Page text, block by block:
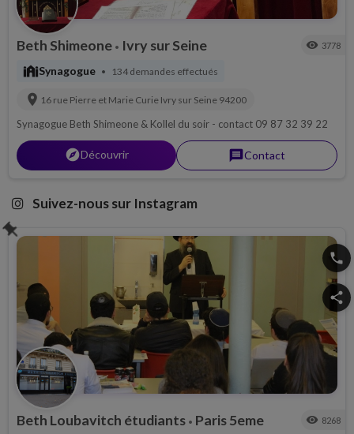
Beth Shimeone • Ivry sur Seine visibility 3778
synagogueSynagogue • 134 demandes effectués
location_on 16 rue Pierre et Marie Curie Ivry sur Seine 94200
Synagogue Beth Shimeone & Kollel du soir - contact 09 87 32 39 22
explorerDécouvrir messageContact
Suivez-nous sur Instagram
phone
share
Beth Loubavitch étudiants • Paris 5eme visibility 8268